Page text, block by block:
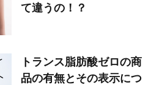
て違うの！？
トランス脂肪酸ゼロの商
品の有無とその表示につ